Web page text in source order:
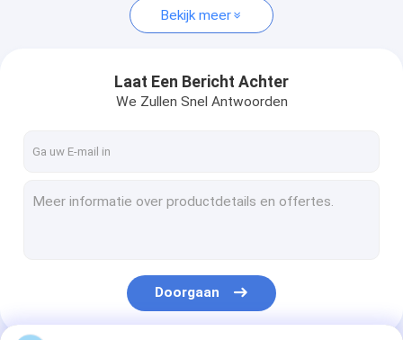
Bekijk meer
Laat Een Bericht Achter
We Zullen Snel Antwoorden
Doorgaan